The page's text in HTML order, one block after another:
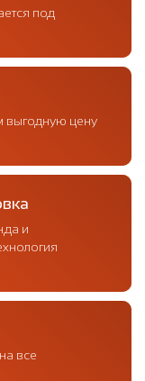
под
выгодную цену
и
все